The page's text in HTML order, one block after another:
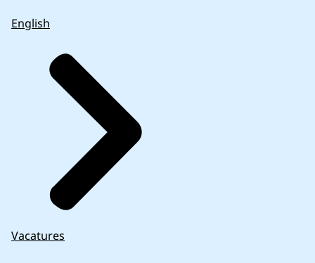
English
Vacatures